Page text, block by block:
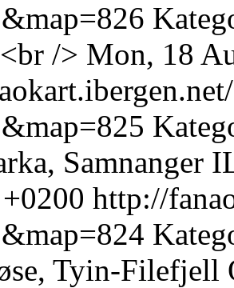
/> Mon, 18
Samnanger
http://
Tyin-Filefjell